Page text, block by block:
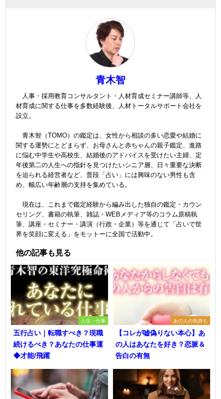
青木智
人事・採用教育コンサルタント・人材育成セミナー講師等、人
材育成に関する仕事を多数経験後、人材トータルサポート会社を
設立。
青木智（TOMO）の鑑定は、女性から相談の多い恋愛や結婚に
関する運勢にとどまらず、お母さんと赤ちゃんの親子鑑定、進路
に悩む中学生や高校生、結婚後のアドバイスを受けたい主婦、定
年後第二の人生への指針を見つけたいシニア層、日々重要な決断
を迫られる経営者など、普段「占い」には興味のない男性も含
め、幅広い年齢層の支持を集めている。
現在は、これまで鑑定経験から編み出した独自の鑑定・カウン
セリング、書籍の執筆、雑誌・WEBメディア等のコラム原稿執
筆、講座・セミナー・講演（行政・企業）等を通じて「占いで世
界を笑顔に変える」をモットーに全国で活動中。
他の記事も見る
人生・仕事
五行占い｜転職すべき？現職
続けるべき？あなたの仕事運
◆才能/飛躍
あの人の気持ち
【コレが嘘偽りない本心】あ
の人はあなたを好き？恋脈＆
告白の有無